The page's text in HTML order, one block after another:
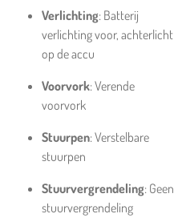
Verlichting: Batterij
verlichting voor, achterlicht
op de accu
Voorvork: Verende
voorvork
Stuurpen: Verstelbare
stuurpen
Stuurvergrendeling: Geen
stuurvergrendeling